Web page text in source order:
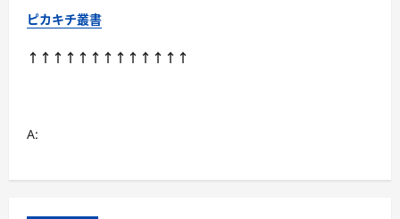
ピカキチ叢書
↑↑↑↑↑↑↑↑↑↑↑↑↑
A: